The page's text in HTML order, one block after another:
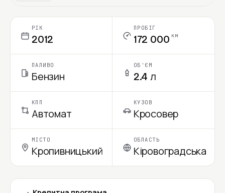
РІК
2012
ПРОБІГ
172 000 км
ПАЛИВО
Бензин
ОБ'ЄМ
2.4 л
КПП
Автомат
КУЗОВ
Кросовер
МІСТО
Кропивницький
ОБЛАСТЬ
Кіровоградська